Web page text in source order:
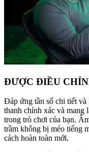
ĐƯỢC ĐIỀU
Đáp ứng tần số chi tiết
thanh chính xác và mang
trong trò chơi của bạn.
trầm không bị méo tiếng
cách hoàn toàn mới.